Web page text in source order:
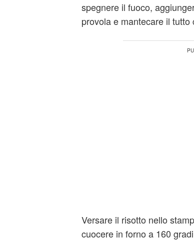
spegnere il fuoco,
provola e mantecare il
Versare il risotto nello
cuocere in forno a 160